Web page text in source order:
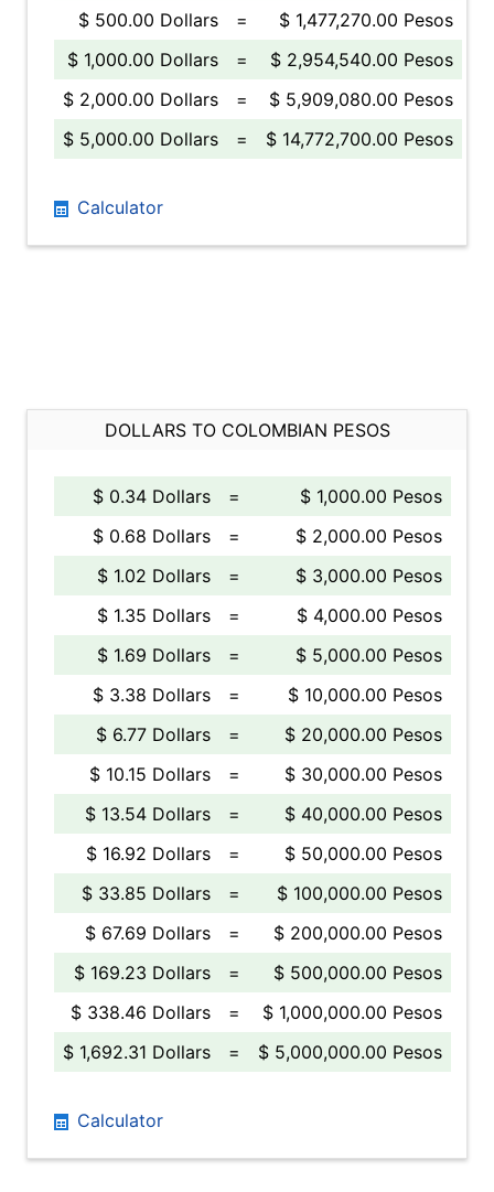
$ 500.00 Dollars
=
$ 1,477,270.00 Pesos
$ 1,000.00 Dollars
=
$ 2,954,540.00 Pesos
$ 2,000.00 Dollars
=
$ 5,909,080.00 Pesos
$ 5,000.00 Dollars
= $ 14,772,700.00 Pesos
Calculator
DOLLARS TO COLOMBIAN PESOS
$ 0.34 Dollars =
$ 1,000.00 Pesos
$ 0.68 Dollars
=
$ 2,000.00 Pesos
$ 1.02 Dollars
=
$ 3,000.00 Pesos
$ 1.35 Dollars
=
$ 4,000.00 Pesos
$ 1.69 Dollars
=
$ 5,000.00 Pesos
$ 3.38 Dollars
=
$ 10,000.00 Pesos
$ 6.77 Dollars
=
$ 20,000.00 Pesos
$ 10.15 Dollars
=
$ 30,000.00 Pesos
$ 13.54 Dollars
=
$ 40,000.00 Pesos
$ 16.92 Dollars
=
$ 50,000.00 Pesos
$ 33.85 Dollars
=
$ 100,000.00 Pesos
$ 67.69 Dollars
=
$ 200,000.00 Pesos
$ 169.23 Dollars
=
$ 500,000.00 Pesos
$ 338.46 Dollars
=
$ 1,000,000.00 Pesos
$ 1,692.31 Dollars
= $ 5,000,000.00 Pesos
Calculator